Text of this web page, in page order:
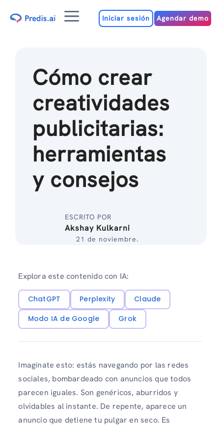
MenúIniciar sesión Agendar demo
Cómo crear
creatividades
publicitarias:
herramientas
y consejos
ESCRITO POR
Akshay Kulkarni
21 de noviembre.
Explora este contenido con IA:
ChatGPT Perplexity
Claude
Modo IA de Google
Grok
Imagínate esto: estás navegando por las redes
sociales, bombardeado con anuncios que todos
parecen iguales. Son genéricos, aburridos y
olvidables al instante. De repente, aparece un
anuncio que detiene tu pulgar en seco. Es